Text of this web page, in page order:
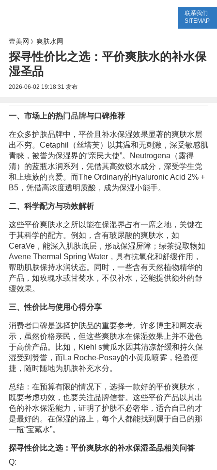
联系我们
SITEMAP
壹美网 》 爽肤水网
探寻性价比之选：平价爽肤水的补水保
湿圣品
2026-06-02 19:18:31 发布
一、市场上的热门品牌与口碑推荐
在众多护肤品牌中，平价且补水保湿效果显著的爽肤水层
出不穷。Cetaphil（丝塔芙）以其温和无刺激，深受敏感肌
青睐，被誉为保湿界的“亲民大使”。Neutrogena（露得
清）的蓝瓶水润系列，凭借其高效锁水成分，深受学生党
和上班族的喜爱。而The Ordinary的Hyaluronic Acid 2% +
B5，凭借高浓度透明质酸，成为保湿小能手。
二、科学配方与功效解析
这些平价爽肤水之所以能在保湿界占有一席之地，关键在
于其科学的配方。例如，含有玻尿酸的爽肤水，如
CeraVe，能深入肌肤底层，形成保湿屏障；绿茶提取物如
Avene Thermal Spring Water，具有抗氧化和舒缓作用，
帮助肌肤保持水润状态。同时，一些含有天然植物精华的
产品，如玫瑰水或甘菊水，不仅补水，还能提供额外的舒
缓效果。
三、性价比与使用心得分享
消费者口碑是选择护肤品的重要参考。许多博主和网友表
示，虽然价格亲民，但这些爽肤水在保湿效果上并不逊色
于高价产品。比如，Kiehl s黄瓜水因其清凉舒缓和持久保
湿受到赞誉，而La Roche-Posay的小黄瓜喷雾，轻盈便
捷，随时随地为肌肤补充水分。
总结：在预算有限的情况下，选择一款好的平价爽肤水，
既要考虑功效，也要关注品牌信誉。这些平价产品以其出
色的补水保湿能力，证明了护肤不必奢华，适合自己的才
是最好的。在保湿的路上，每个人都能找到属于自己的那
一瓶“宝藏水”。
探寻性价比之选：平价爽肤水的补水保湿圣品相关问答
Q: